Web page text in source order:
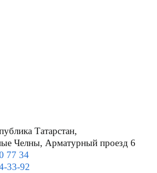
Татарстан,
Челны, Арматурный проезд 6
77 34
33-92